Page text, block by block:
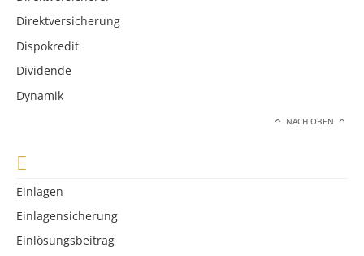
Direktversicherung
Dispokredit
Dividende
Dynamik
NACH OBEN
E
Einlagen
Einlagensicherung
Einlösungsbeitrag